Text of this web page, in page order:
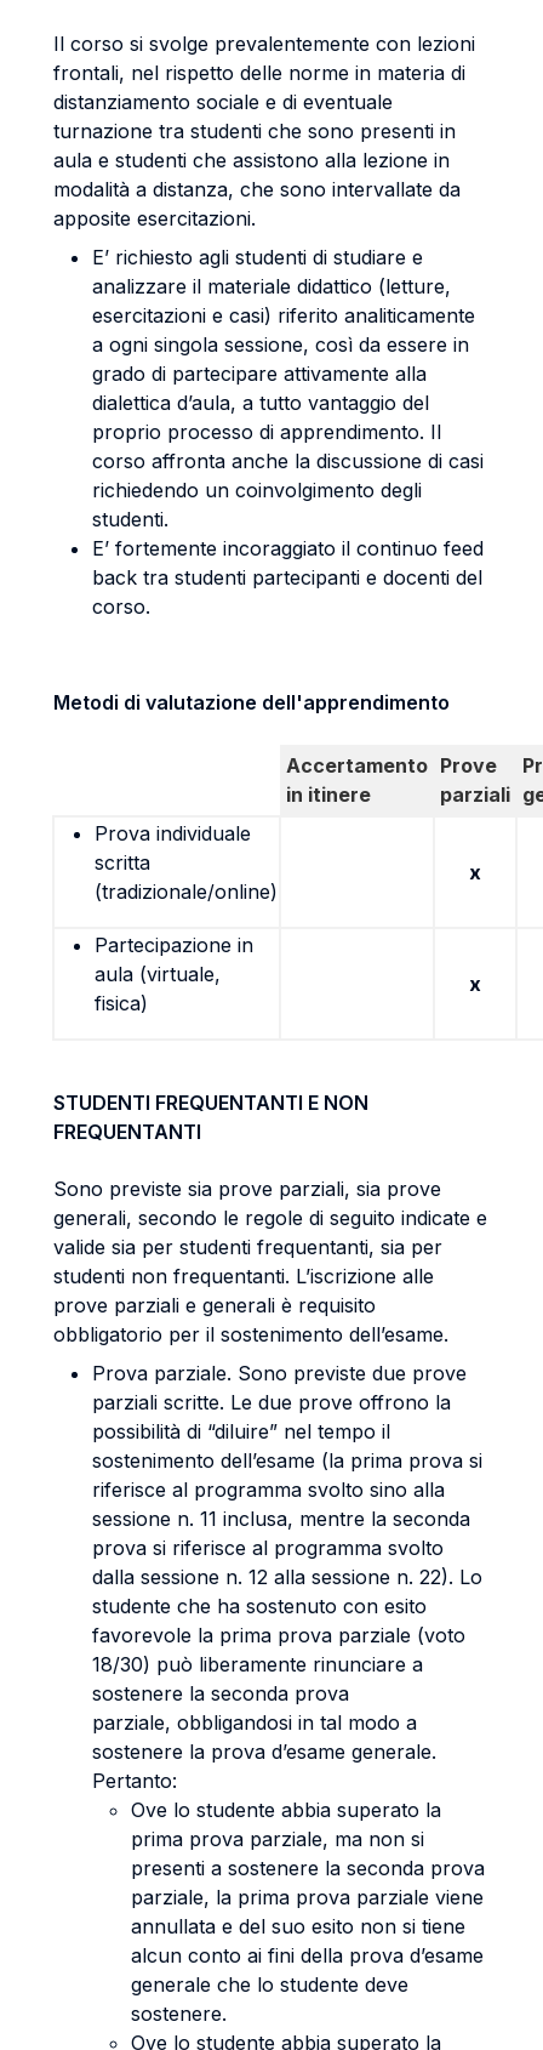
Il corso si svolge prevalentemente con lezioni
frontali, nel rispetto delle norme in materia di
distanziamento sociale e di eventuale
turnazione tra studenti che sono presenti in
aula e studenti che assistono alla lezione in
modalità a distanza, che sono intervallate da
apposite esercitazioni.
E’ richiesto agli studenti di studiare e
analizzare il materiale didattico (letture,
esercitazioni e casi) riferito analiticamente
a ogni singola sessione, così da essere in
grado di partecipare attivamente alla
dialettica d’aula, a tutto vantaggio del
proprio processo di apprendimento. Il
corso affronta anche la discussione di casi
richiedendo un coinvolgimento degli
studenti.
E’ fortemente incoraggiato il continuo feed
back tra studenti partecipanti e docenti del
corso.
Metodi di valutazione dell'apprendimento
Accertamento
in itinere
Prove
parziali
Prova individuale
scritta
(tradizionale/online)
x
Partecipazione in
aula (virtuale,
fisica)
x
STUDENTI FREQUENTANTI E NON
FREQUENTANTI
Sono previste sia prove parziali, sia prove
generali, secondo le regole di seguito indicate e
valide sia per studenti frequentanti, sia per
studenti non frequentanti. L’iscrizione alle
prove parziali e generali è requisito
obbligatorio per il sostenimento dell’esame.
Prova parziale. Sono previste due prove
parziali scritte. Le due prove offrono la
possibilità di “diluire” nel tempo il
sostenimento dell’esame (la prima prova si
riferisce al programma svolto sino alla
sessione n. 11 inclusa, mentre la seconda
prova si riferisce al programma svolto
dalla sessione n. 12 alla sessione n. 22). Lo
studente che ha sostenuto con esito
favorevole la prima prova parziale (voto
18/30) può liberamente rinunciare a
sostenere la seconda prova
parziale, obbligandosi in tal modo a
sostenere la prova d’esame generale.
Pertanto:
Ove lo studente abbia superato la
prima prova parziale, ma non si
presenti a sostenere la seconda prova
parziale, la prima prova parziale viene
annullata e del suo esito non si tiene
alcun conto ai fini della prova d’esame
generale che lo studente deve
sostenere.
Ove lo studente abbia superato la